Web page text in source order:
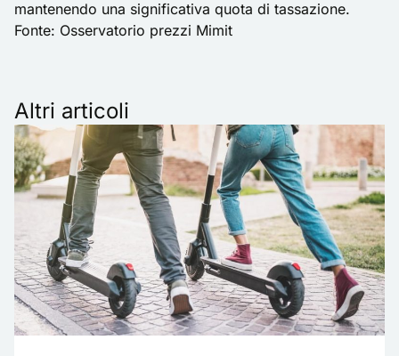
mantenendo una significativa quota di tassazione.
Fonte: Osservatorio prezzi Mimit
Altri articoli